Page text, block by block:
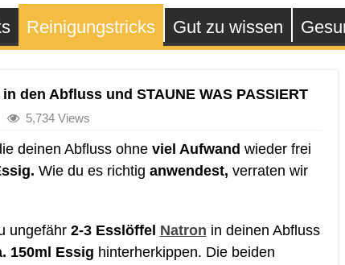
Reinigungstricks Gut zu wissen
den Abfluss und STAUNE WAS PASSIERT
5,734 Views
deinen Abfluss ohne viel Aufwand wieder frei
Wie du es richtig anwendest, verraten wir
ungefähr 2-3 Esslöffel Natron in deinen Abfluss
150ml Essig hinterherkippen. Die beiden